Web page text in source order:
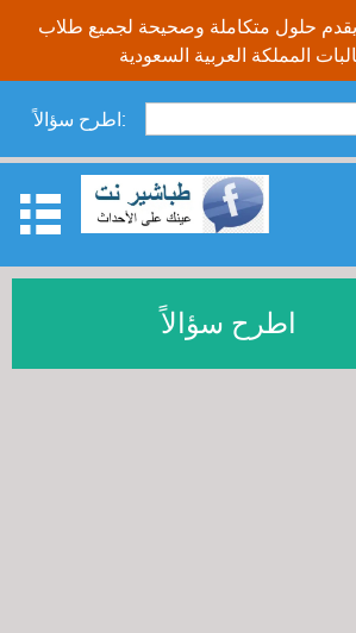
حلول متكاملة وصحيحة لجميع طلاب
اطرح سؤالاً:
اطرح سؤالاً